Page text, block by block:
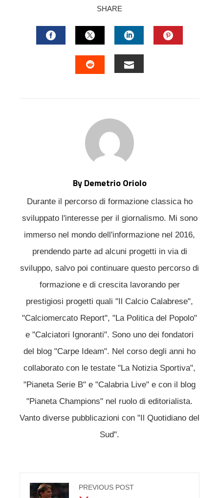
SHARE
FACEBOOKTWITTERLINKEDIN
By Demetrio Oriolo
Durante il percorso di formazione classica ho
sviluppato l'interesse per il giornalismo. Mi sono
immerso nel mondo dell'informazione nel 2016,
prendendo parte ad alcuni progetti in via di
sviluppo, salvo poi continuare questo percorso di
formazione e di crescita lavorando per
prestigiosi progetti quali "Il Calcio Calabrese",
"Calciomercato Report", "La Politica del Popolo"
e "Calciatori Ignoranti". Sono uno dei fondatori
del blog "Carpe Ideam". Nel corso degli anni ho
collaborato con le testate "La Notizia Sportiva",
"Pianeta Serie B" e "Calabria Live" e con il blog
"Pianeta Champions" nel ruolo di editorialista.
Vanto diverse pubblicazioni con "Il Quotidiano del
Sud".
PREVIOUS POST